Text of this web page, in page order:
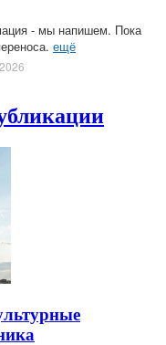
- мы напишем. Пока
ещё